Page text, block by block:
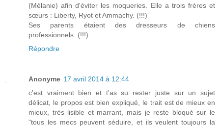
(Mélanie) afin d'éviter les moqueries. Elle a trois frères et
sœurs : Liberty, Ryot et Ammachy. (!!!)
Ses parents étaient des dresseurs de chiens
professionnels. (!!!)
Répondre
Anonyme 17 avril 2014 à 12:44
c'est vraiment bien et t'as su rester juste sur un sujet
délicat, le propos est bien expliqué, le trait est de mieux en
mieux, très lisible et marrant, mais je reste bloqué sur le
"tous les mecs peuvent séduire, et ils veulent toujours la